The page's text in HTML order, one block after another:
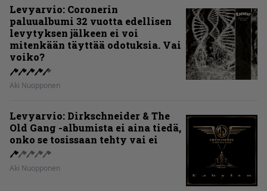
Levyarvio: Coronerin
paluualbumi 32 vuotta edellisen
levytyksen jälkeen ei voi
mitenkään täyttää odotuksia. Vai
voiko?
Aki Nuopponen
Levyarvio: Dirkschneider & The
Old Gang -albumista ei aina tiedä,
onko se tosissaan tehty vai ei
Aki Nuopponen